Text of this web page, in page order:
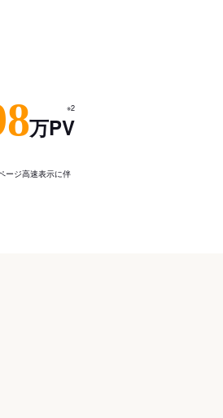
万PV
※2
ージ高速表示に伴